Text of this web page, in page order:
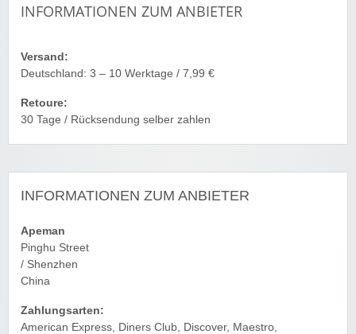
INFORMATIONEN ZUM ANBIETER
Versand:
Deutschland: 3 – 10 Werktage / 7,99 €
Retoure:
30 Tage / Rücksendung selber zahlen
INFORMATIONEN ZUM ANBIETER
Apeman
Pinghu Street
/ Shenzhen
China
Zahlungsarten:
American Express, Diners Club, Discover, Maestro,